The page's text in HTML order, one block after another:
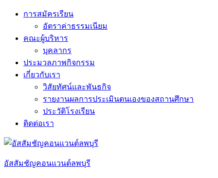
Skip
การสมัครเรียน
อัตราค่าธรรมเนียม
คณะผู้บริหาร
บุคลากร
ประมวลภาพกิจกรรม
เกี่ยวกับเรา
วิสัยทัศน์และพันธกิจ
รายงานผลการประเมินตนเองของสถานศึกษา
ประวัติโรงเรียน
ติดต่อเรา
อัสสัมชัญคอนแวนต์ลพบุรี